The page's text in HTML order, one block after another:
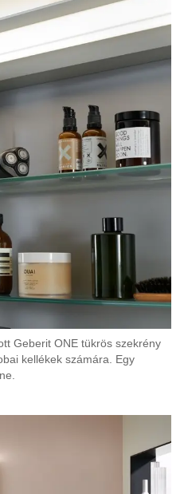
Geberit ONE tükrös szekrény
kellékek számára. Egy